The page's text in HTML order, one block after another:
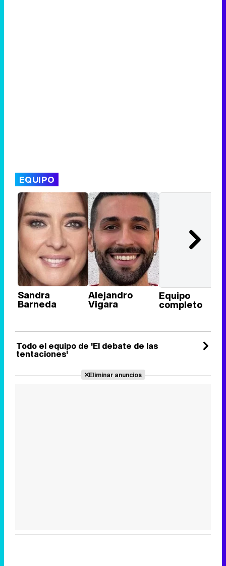
EQUIPO
Sandra
Barneda
Alejandro
Vigara
Equipo
completo
Todo el equipo de 'El debate de las
tentaciones'
Eliminar anuncios